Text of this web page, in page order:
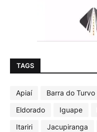
TAGS
Apiaí Barra do Turvo
Eldorado
Iguape
Itariri
Jacupiranga